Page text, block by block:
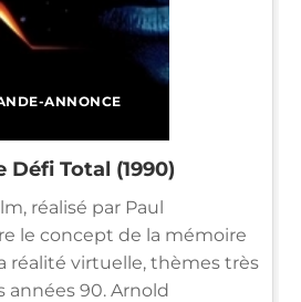
ANNONCE
Défi Total (1990)
réalisé par Paul
le concept de la mémoire
réalité virtuelle, thèmes très
années 90. Arnold